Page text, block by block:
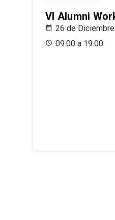
VI Alumni
26 de
09:00 a 19:00